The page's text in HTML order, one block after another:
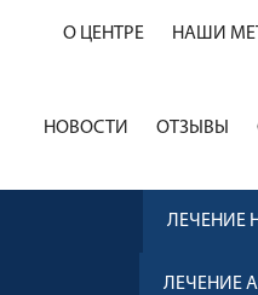
О ЦЕНТРЕ НАШИ
НОВОСТИ ОТЗЫВЫ
ЛЕЧЕНИЕ
ЛЕЧЕНИЕ